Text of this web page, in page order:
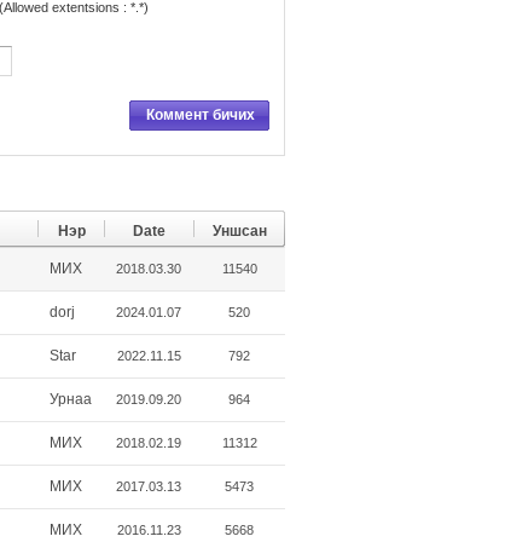
extentsions : *.*)
Коммент бичих
Нэр Date Уншсан
МИX 2018.03.30 11540
dorj 2024.01.07 520
Star 2022.11.15 792
Урнаа 2019.09.20 964
МИX 2018.02.19 11312
МИX 2017.03.13 5473
МИX 2016.11.23 5668